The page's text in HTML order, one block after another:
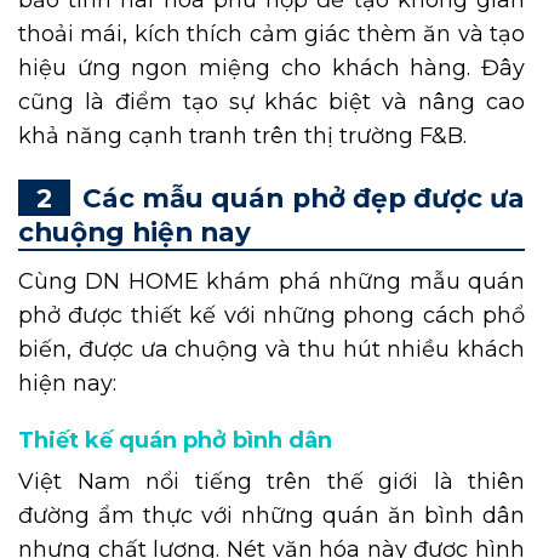
thoải mái, kích thích cảm giác thèm ăn và tạo
hiệu ứng ngon miệng cho khách hàng. Đây
cũng là điểm tạo sự khác biệt và nâng cao
khả năng cạnh tranh trên thị trường F&B.
Các mẫu quán phở đẹp được ưa
chuộng hiện nay
Cùng DN HOME khám phá những mẫu quán
phở được thiết kế với những phong cách phổ
biến, được ưa chuộng và thu hút nhiều khách
hiện nay:
Thiết kế quán phở bình dân
Việt Nam nổi tiếng trên thế giới là thiên
đường ẩm thực với những quán ăn bình dân
nhưng chất lượng. Nét văn hóa này được hình